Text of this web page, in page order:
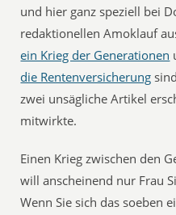
und hier ganz speziell bei
redaktionellen Amoklauf
ein Krieg der Generationen
die Rentenversicherung 
zwei unsägliche Artikel
mitwirkte.
Einen Krieg zwischen den
will anscheinend nur Frau
Wenn Sie sich das soeben